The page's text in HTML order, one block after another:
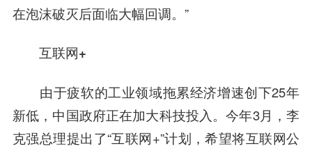
在泡沫破灭后面临大幅回调。”
互联网+
由于疲软的工业领域拖累经济增速创下25年
新低，中国政府正在加大科技投入。今年3月，李
克强总理提出了“互联网+”计划，希望将互联网公